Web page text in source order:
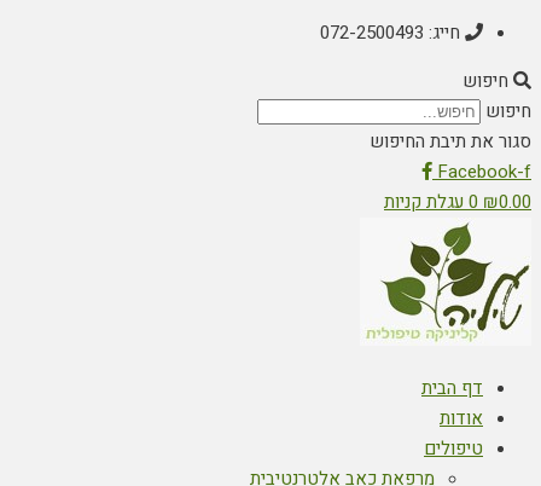
חייג: 072-2500493
חיפוש
חיפוש
סגור את תיבת החיפוש
Facebook-f
₪0.00
0 עגלת קניות
דף הבית
אודות
טיפולים
מרפאת כאב אלטרנטיבית